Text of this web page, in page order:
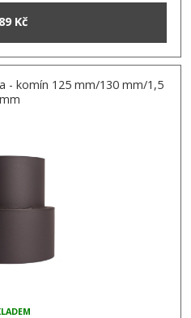
Kč
- komín 125 mm/130 mm/1,5
mm